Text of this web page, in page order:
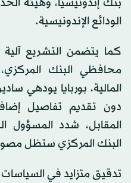
الودائع الإندونيسية.
كما يتضمن التشريع
محافظي البنك
المالية، بوربايا يودهي
دون تقديم تفاصيل
المقابل، شدد المسؤول
البنك المركزي ستظل
تدقيق متزايد في السياسات